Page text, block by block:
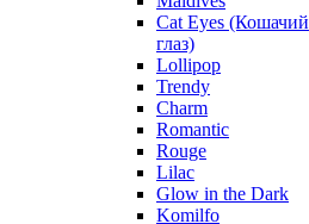
Cat Eyes (Кошачий
глаз)
Lollipop
Trendy
Charm
Romantic
Rouge
Lilac
Glow in the Dark
Komilfo